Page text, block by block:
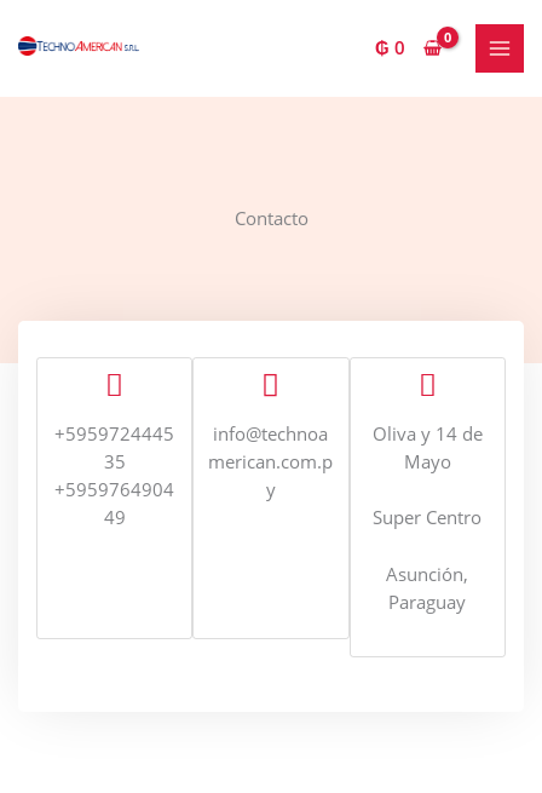
₲ 0
Contacto
+5959724445
35
+5959764904
49
info@technoa
merican.com.p
y
Oliva y 14 de
Mayo
Super Centro
Asunción,
Paraguay